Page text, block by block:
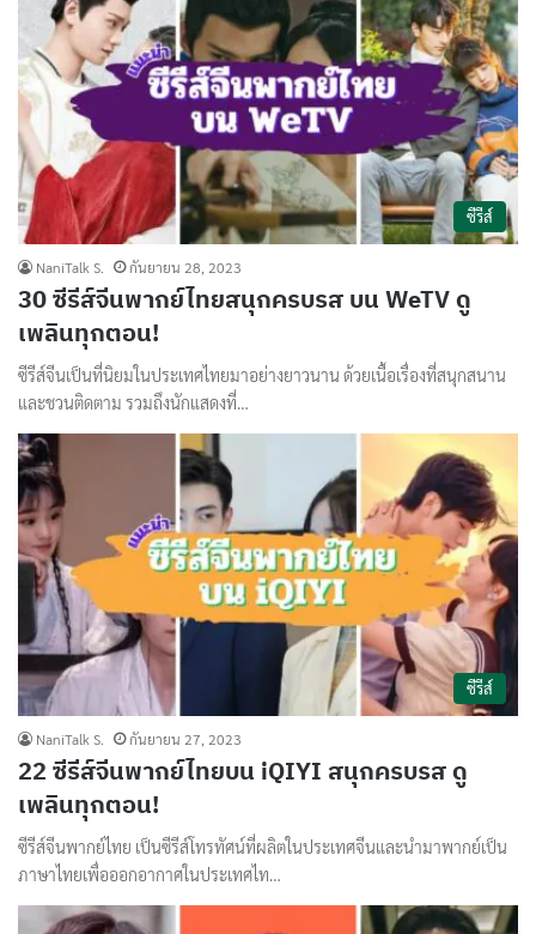
ซีรีส์
NaniTalk S. กันยายน 28, 2023
30 ซีรีส์จีนพากย์ไทยสนุกครบรส บน WeTV ดู
เพลินทุกตอน!
ซีรีส์จีนเป็นที่นิยมในประเทศไทยมาอย่างยาวนาน ด้วยเนื้อเรื่องที่สนุกสนาน
และชวนติดตาม รวมถึงนักแสดงที่…
ซีรีส์
NaniTalk S. กันยายน 27, 2023
22 ซีรีส์จีนพากย์ไทยบน iQIYI สนุกครบรส ดู
เพลินทุกตอน!
ซีรีส์จีนพากย์ไทย เป็นซีรีส์โทรทัศน์ที่ผลิตในประเทศจีนและนำมาพากย์เป็น
ภาษาไทยเพื่อออกอากาศในประเทศไท…